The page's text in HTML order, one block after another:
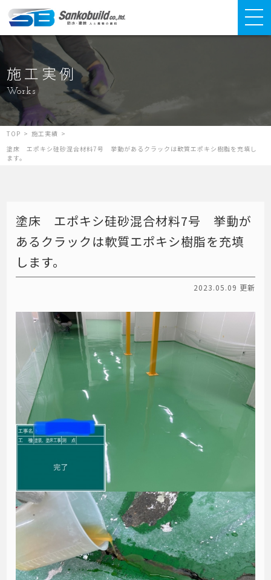
施工実例
Works
TOP > 施工実績 >
塗床 エポキシ硅砂混合材料7号 挙動があるクラックは軟質エポキシ樹脂を充填し
ます。
塗床 エポキシ硅砂混合材料7号 挙動が
あるクラックは軟質エポキシ樹脂を充填
します。
2023.05.09 更新